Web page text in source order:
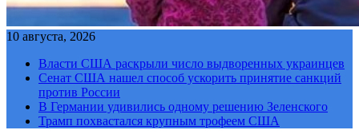
10 августа, 2026
Власти США раскрыли число выдворенных украинцев
Сенат США нашел способ ускорить принятие санкций
против России
В Германии удивились одному решению Зеленского
Трамп похвастался крупным трофеем США